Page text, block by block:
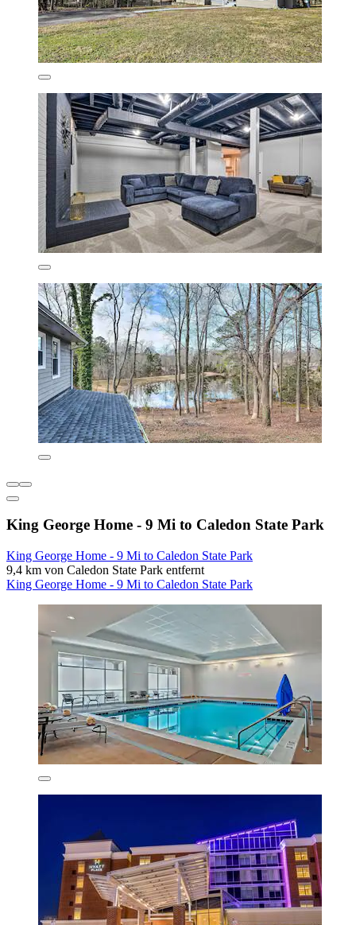
King George Home - 9 Mi to Caledon State Park
King George Home - 9 Mi to Caledon State Park
9,4 km von Caledon State Park entfernt
King George Home - 9 Mi to Caledon State Park